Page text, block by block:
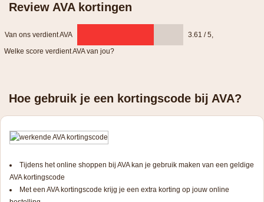
Review AVA kortingen
Van ons verdient AVA 3.61 / 5
Welke score verdient AVA van jou?
Hoe gebruik je een kortingscode bij AVA?
Tijdens het online shoppen bij AVA kan je gebruik maken van een geldige
AVA kortingscode
Met een AVA kortingscode krijg je een extra korting op jouw online